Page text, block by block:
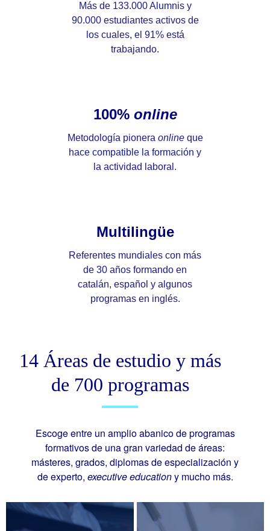
Más de 133.000 Alumnis y
90.000 estudiantes activos de
los cuales, el 91% está
trabajando.
100% online
Metodología pionera onlineque
hace compatible la formación y
la actividad laboral.
Multilingüe
Referentes mundiales con más
de 30 años formando en
catalán, español y algunos
programas en inglés.
14 Áreas de estudio y más
de 700 programas
Escoge entre un amplio abanico de programas
formativos de una gran variedad de áreas:
másteres, grados, diplomas de especialización y
de experto, executive educationy mucho más.